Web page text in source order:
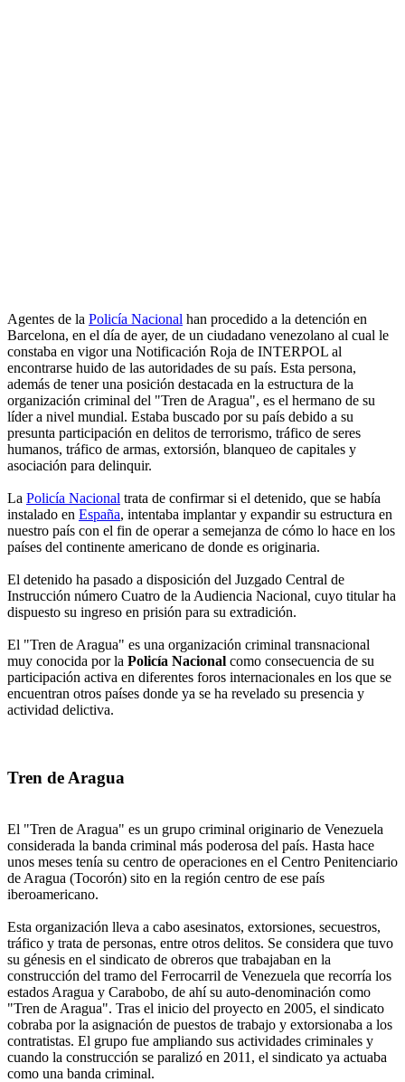
Agentes de la Policía Nacional han procedido a la detención en
Barcelona, en el día de ayer, de un ciudadano venezolano al cual le
constaba en vigor una Notificación Roja de INTERPOL al
encontrarse huido de las autoridades de su país. Esta persona,
además de tener una posición destacada en la estructura de la
organización criminal del "Tren de Aragua", es el hermano de su
líder a nivel mundial. Estaba buscado por su país debido a su
presunta participación en delitos de terrorismo, tráfico de seres
humanos, tráfico de armas, extorsión, blanqueo de capitales y
asociación para delinquir.
La Policía Nacional trata de confirmar si el detenido, que se había
instalado en España, intentaba implantar y expandir su estructura en
nuestro país con el fin de operar a semejanza de cómo lo hace en los
países del continente americano de donde es originaria.
El detenido ha pasado a disposición del Juzgado Central de
Instrucción número Cuatro de la Audiencia Nacional, cuyo titular ha
dispuesto su ingreso en prisión para su extradición.
El "Tren de Aragua" es una organización criminal transnacional
muy conocida por la Policía Nacional como consecuencia de su
participación activa en diferentes foros internacionales en los que se
encuentran otros países donde ya se ha revelado su presencia y
actividad delictiva.
Tren de Aragua
El "Tren de Aragua" es un grupo criminal originario de Venezuela
considerada la banda criminal más poderosa del país. Hasta hace
unos meses tenía su centro de operaciones en el Centro Penitenciario
de Aragua (Tocorón) sito en la región centro de ese país
iberoamericano.
Esta organización lleva a cabo asesinatos, extorsiones, secuestros,
tráfico y trata de personas, entre otros delitos. Se considera que tuvo
su génesis en el sindicato de obreros que trabajaban en la
construcción del tramo del Ferrocarril de Venezuela que recorría los
estados Aragua y Carabobo, de ahí su auto-denominación como
"Tren de Aragua". Tras el inicio del proyecto en 2005, el sindicato
cobraba por la asignación de puestos de trabajo y extorsionaba a los
contratistas. El grupo fue ampliando sus actividades criminales y
cuando la construcción se paralizó en 2011, el sindicato ya actuaba
como una banda criminal.